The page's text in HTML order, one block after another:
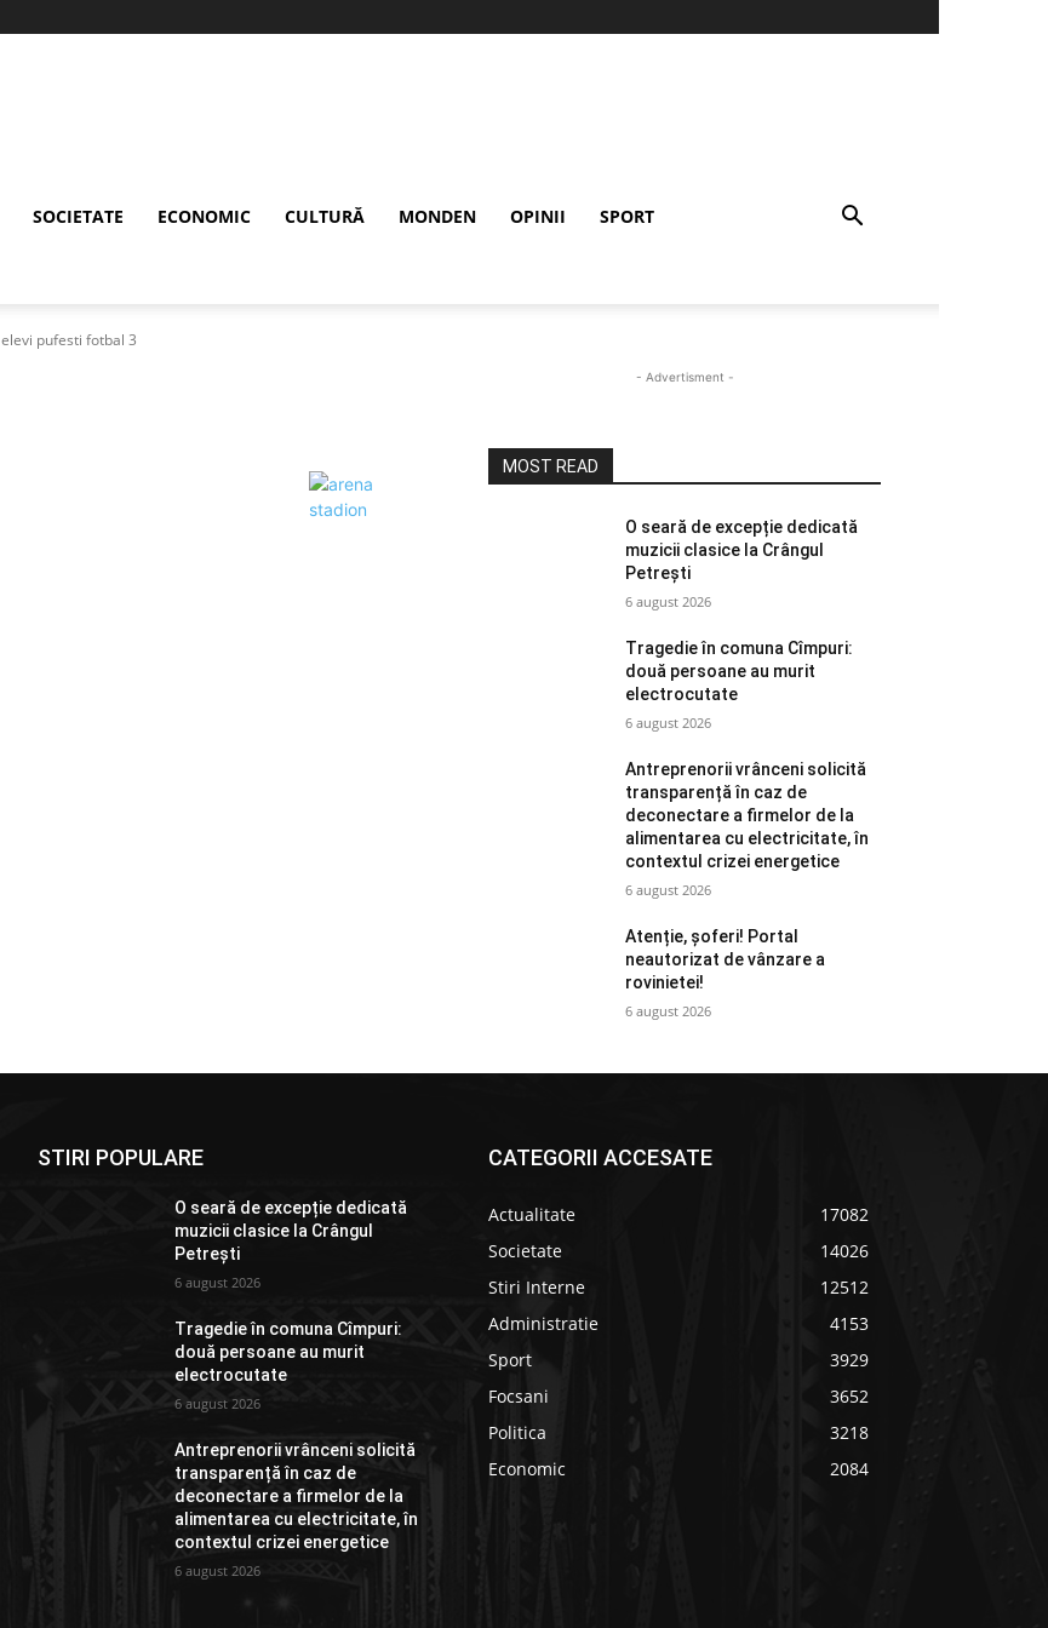
SOCIETATE ECONOMIC CULTURĂ MONDEN OPINII SPORT
elevi pufesti fotbal 3
- Advertisment -
MOST READ
O seară de excepție dedicată
muzicii clasice la Crângul
Petrești
6 august 2026
Tragedie în comuna Cîmpuri:
două persoane au murit
electrocutate
6 august 2026
Antreprenorii vrânceni solicită
transparență în caz de
deconectare a firmelor de la
alimentarea cu electricitate, în
contextul crizei energetice
6 august 2026
Atenție, șoferi! Portal
neautorizat de vânzare a
rovinietei!
6 august 2026
STIRI POPULARE
O seară de excepție dedicată
muzicii clasice la Crângul
Petrești
6 august 2026
Tragedie în comuna Cîmpuri:
două persoane au murit
electrocutate
6 august 2026
Antreprenorii vrânceni solicită
transparență în caz de
deconectare a firmelor de la
alimentarea cu electricitate, în
contextul crizei energetice
6 august 2026
CATEGORII ACCESATE
Actualitate
17082
Societate
14026
Stiri Interne
12512
Administratie
4153
Sport
3929
Focsani
3652
Politica
3218
Economic
2084